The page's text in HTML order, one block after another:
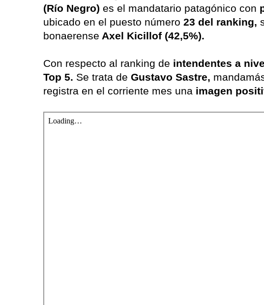
(Río Negro) es el mandatario patagónico con
ubicado en el puesto número 23 del ranking,
bonaerense Axel Kicillof (42,5%).
Con respecto al ranking de intendentes a
Top 5. Se trata de Gustavo Sastre,
registra en el corriente mes una imagen